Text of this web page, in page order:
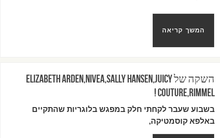
המשך קריאה
השקה של ELIZABETH ARDEN,NIVEA,Sally Hansen,Juicy
Couture,Rimmel !
בשבוע שעבר לקחתי חלק במפגש בלוגריות שהתקיים
באלפא קוסמטיקה,